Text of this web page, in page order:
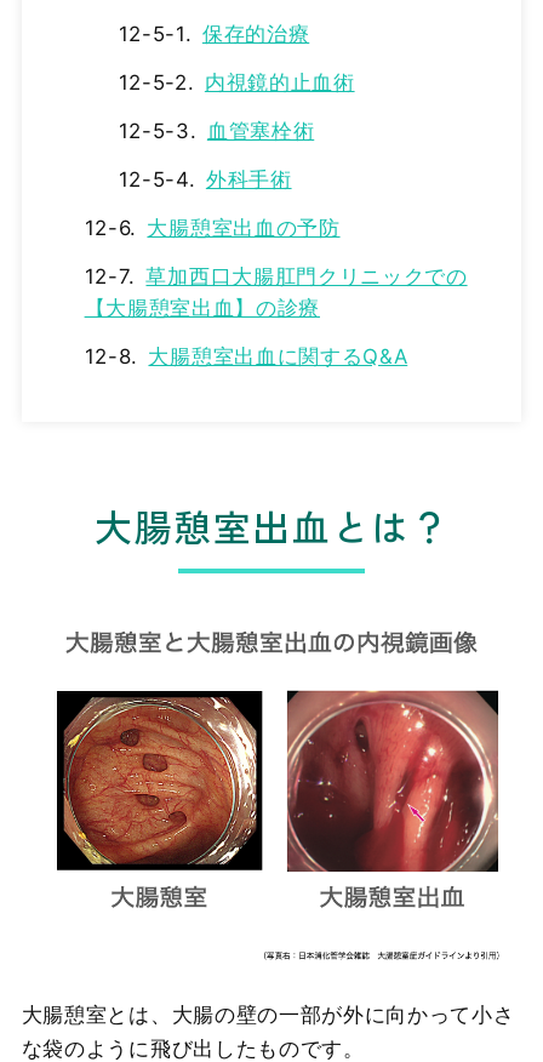
保存的治療
内視鏡的止血術
血管塞栓術
外科手術
大腸憩室出血の予防
草加西口大腸肛門クリニックでの
【大腸憩室出血】の診療
大腸憩室出血に関するQ&A
大腸憩室出血とは？
大腸憩室とは、大腸の壁の一部が外に向かって小さ
な袋のように飛び出したものです。